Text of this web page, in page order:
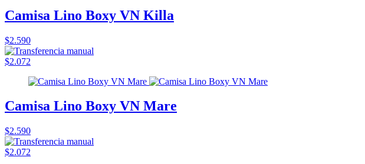
Camisa Lino Boxy VN Killa
$2.590
$2.072
Camisa Lino Boxy VN Mare
$2.590
$2.072